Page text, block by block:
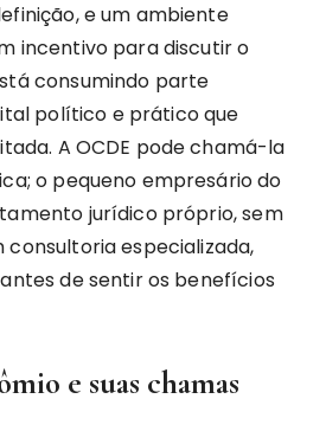
e um ambiente
incentivo para discutir o
consumindo parte
político e prático que
A OCDE pode chamá-la
o pequeno empresário do
jurídico próprio, sem
consultoria especializada,
de sentir os benefícios
e suas chamas